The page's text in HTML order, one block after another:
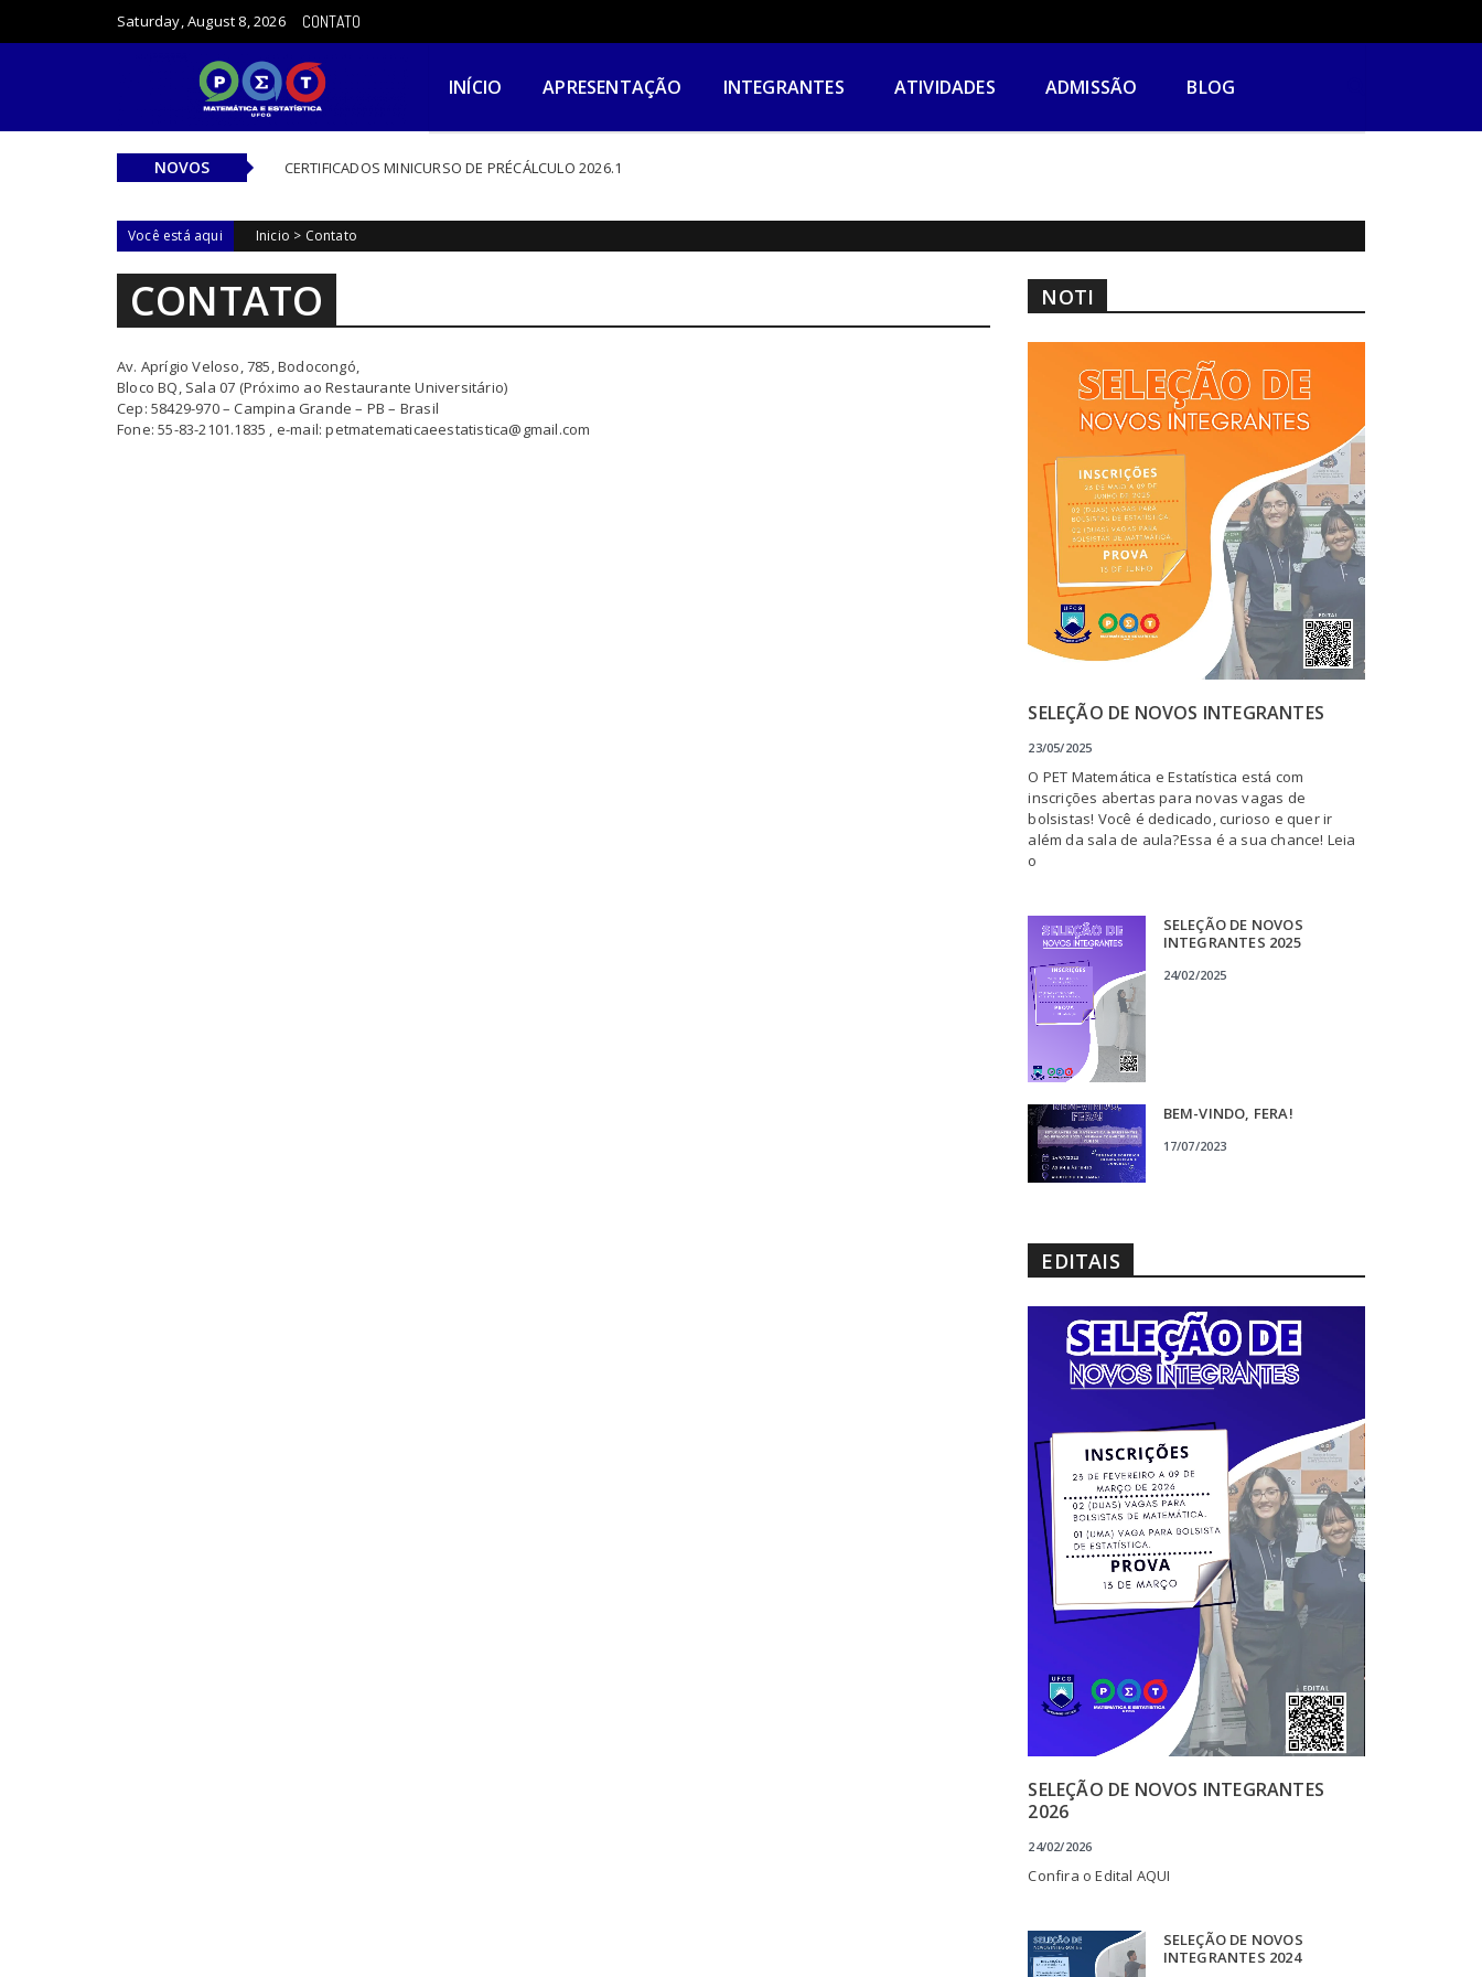
Saturday, August 8, 2026 CONTATO
INÍCIO APRESENTAÇÃO INTEGRANTES ATIVIDADES ADMISSÃO BLOG
NOVOS CERTIFICADOS MINICURSO DE PRÉCÁLCULO 2026.1
Você está aqui Inicio > Contato
CONTATO
Av. Aprígio Veloso, 785, Bodocongó,
Bloco BQ, Sala 07 (Próximo ao Restaurante Universitário)
Cep: 58429-970 – Campina Grande – PB – Brasil
Fone: 55-83-2101.1835 , e-mail: petmatematicaeestatistica@gmail.com
NOTI
SELEÇÃO DE NOVOS INTEGRANTES
23/05/2025
O PET Matemática e Estatística está com
inscrições abertas para novas vagas de
bolsistas! Você é dedicado, curioso e quer ir
além da sala de aula?Essa é a sua chance! Leia
o
SELEÇÃO DE NOVOS
INTEGRANTES 2025
24/02/2025
BEM-VINDO, FERA!
17/07/2023
EDITAIS
SELEÇÃO DE NOVOS INTEGRANTES
2026
24/02/2026
Confira o Edital AQUI
SELEÇÃO DE NOVOS
INTEGRANTES 2024